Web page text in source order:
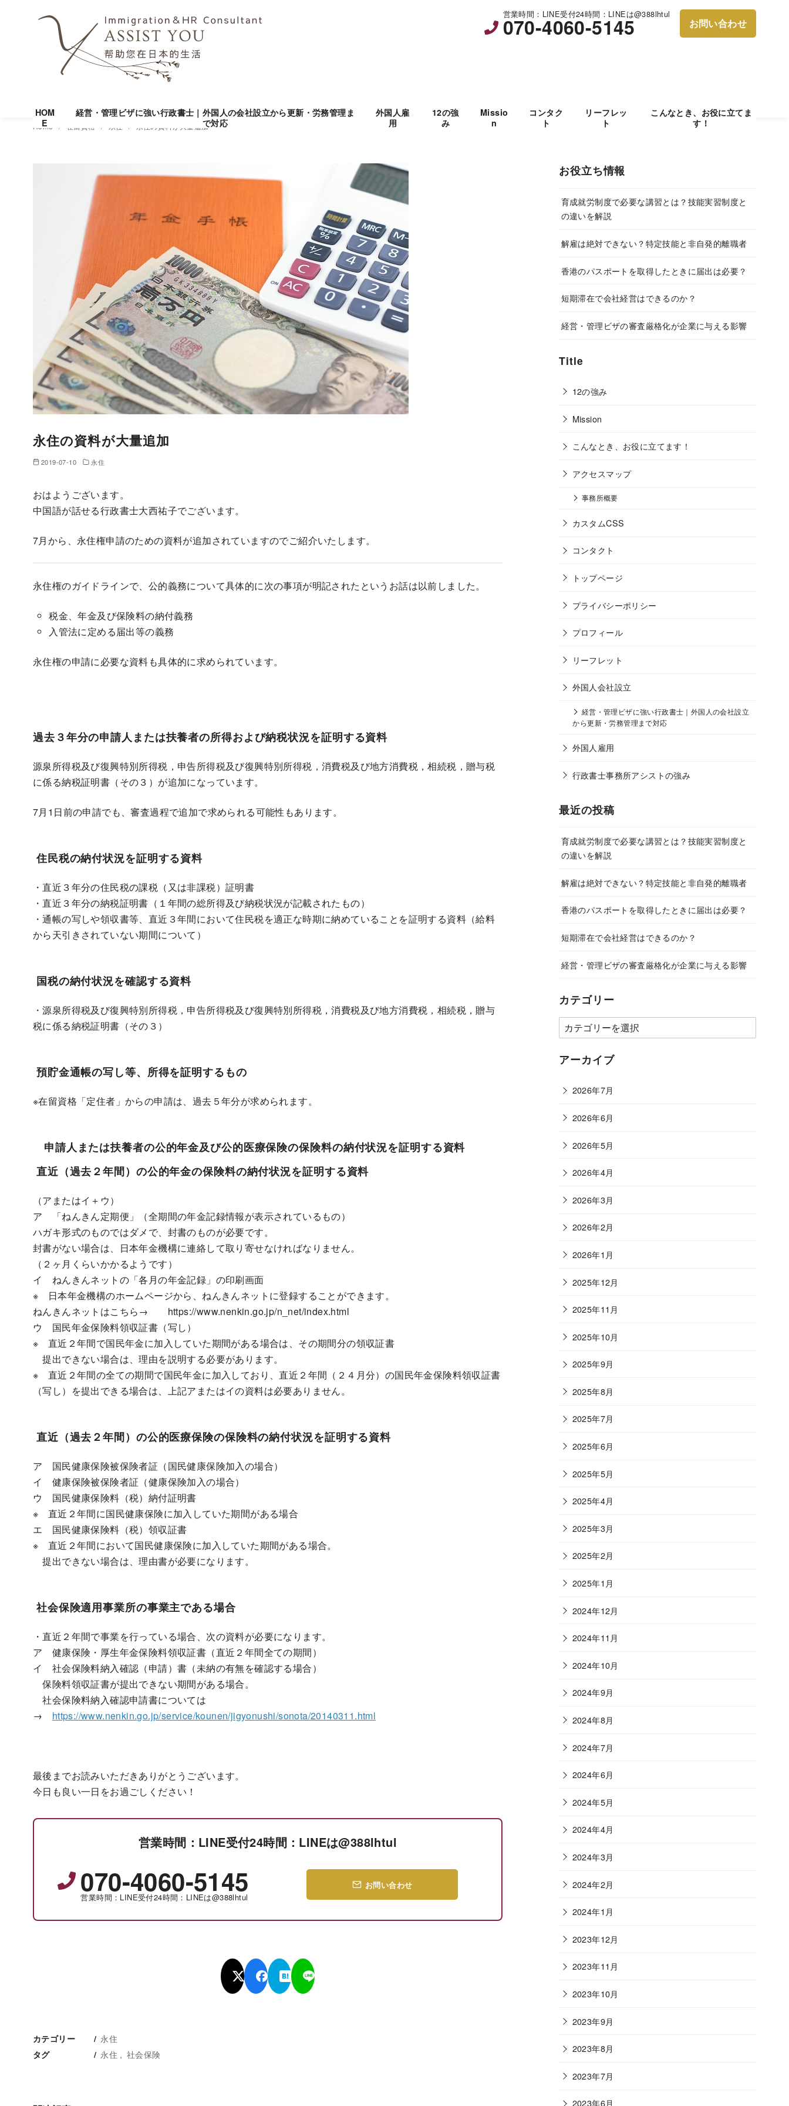
営業時間：LINE受付24時間：LINEは@388lhtul
070-4060-5145 お問い合わせ
HOM
E
経営・管理ビザに強い行政書士｜外国人の会社設立から更新・労務管理ま
で対応
外国人雇
用
12の強
み
Missio
n
コンタク
ト
リーフレッ
ト
こんなとき、お役に立てま
す！
Home 在留資格 永住 永住の資料が大量追加
永住の資料が大量追加
2019-07-10 永住
おはようございます。
中国語が話せる行政書士大西祐子でございます。
7月から、永住権申請のための資料が追加されていますのでご紹介いたします。
永住権のガイドラインで、公的義務について具体的に次の事項が明記されたというお話は以前しました。
税金、年金及び保険料の納付義務
入管法に定める届出等の義務
永住権の申請に必要な資料も具体的に求められています。
過去３年分の申請人または扶養者の所得および納税状況を証明する資料
源泉所得税及び復興特別所得税，申告所得税及び復興特別所得税，消費税及び地方消費税，相続税，贈与税
に係る納税証明書（その３）が追加になっています。
7月1日前の申請でも、審査過程で追加で求められる可能性もあります。
住民税の納付状況を証明する資料
・直近３年分の住民税の課税（又は非課税）証明書
・直近３年分の納税証明書（１年間の総所得及び納税状況が記載されたもの）
・通帳の写しや領収書等、直近３年間において住民税を適正な時期に納めていることを証明する資料（給料
から天引きされていない期間について）
国税の納付状況を確認する資料
・源泉所得税及び復興特別所得税，申告所得税及び復興特別所得税，消費税及び地方消費税，相続税，贈与
税に係る納税証明書（その３）
預貯金通帳の写し等、所得を証明するもの
※在留資格「定住者」からの申請は、過去５年分が求められます。
申請人または扶養者の公的年金及び公的医療保険の保険料の納付状況を証明する資料
直近（過去２年間）の公的年金の保険料の納付状況を証明する資料
（アまたはイ＋ウ）
ア 「ねんきん定期便」（全期間の年金記録情報が表示されているもの）
ハガキ形式のものではダメで、封書のものが必要です。
封書がない場合は、日本年金機構に連絡して取り寄せなければなりません。
（２ヶ月くらいかかるようです）
イ ねんきんネットの「各月の年金記録」の印刷画面
※ 日本年金機構のホームページから、ねんきんネットに登録することができます。
ねんきんネットはこちら→ https://www.nenkin.go.jp/n_net/index.html
ウ 国民年金保険料領収証書（写し）
※ 直近２年間で国民年金に加入していた期間がある場合は、その期間分の領収証書
提出できない場合は、理由を説明する必要があります。
※ 直近２年間の全ての期間で国民年金に加入しており、直近２年間（２４月分）の国民年金保険料領収証書
（写し）を提出できる場合は、上記アまたはイの資料は必要ありません。
直近（過去２年間）の公的医療保険の保険料の納付状況を証明する資料
ア 国民健康保険被保険者証（国民健康保険加入の場合）
イ 健康保険被保険者証（健康保険加入の場合）
ウ 国民健康保険料（税）納付証明書
※ 直近２年間に国民健康保険に加入していた期間がある場合
エ 国民健康保険料（税）領収証書
※ 直近２年間において国民健康保険に加入していた期間がある場合。
提出できない場合は、理由書が必要になります。
社会保険適用事業所の事業主である場合
・直近２年間で事業を行っている場合、次の資料が必要になります。
ア 健康保険・厚生年金保険料領収証書（直近２年間全ての期間）
イ 社会保険料納入確認（申請）書（未納の有無を確認する場合）
保険料領収証書が提出できない期間がある場合。
社会保険料納入確認申請書については
→ https://www.nenkin.go.jp/service/kounen/jigyonushi/sonota/20140311.html
最後までお読みいただきありがとうございます。
今日も良い一日をお過ごしください！
営業時間：LINE受付24時間：LINEは@388lhtul
070-4060-5145
営業時間：LINE受付24時間：LINEは@388lhtul
お問い合わせ
カテゴリー 永住
タグ 永住 社会保険
お役立ち情報
育成就労制度で必要な講習とは？技能実習制度と
の違いを解説
解雇は絶対できない？特定技能と非自発的離職者
香港のパスポートを取得したときに届出は必要？
短期滞在で会社経営はできるのか？
経営・管理ビザの審査厳格化が企業に与える影響
Title
12の強み
Mission
こんなとき、お役に立てます！
アクセスマップ
事務所概要
カスタムCSS
コンタクト
トップページ
プライバシーポリシー
プロフィール
リーフレット
外国人会社設立
経営・管理ビザに強い行政書士｜外国人の会社設立
から更新・労務管理まで対応
外国人雇用
行政書士事務所アシストの強み
最近の投稿
育成就労制度で必要な講習とは？技能実習制度と
の違いを解説
解雇は絶対できない？特定技能と非自発的離職者
香港のパスポートを取得したときに届出は必要？
短期滞在で会社経営はできるのか？
経営・管理ビザの審査厳格化が企業に与える影響
カテゴリー
カ
テ
ゴ
ー
アーカイブ
2026年7月
2026年6月
2026年5月
2026年4月
2026年3月
2026年2月
2026年1月
2025年12月
2025年11月
2025年10月
2025年9月
2025年8月
2025年7月
2025年6月
2025年5月
2025年4月
2025年3月
2025年2月
2025年1月
2024年12月
2024年11月
2024年10月
2024年9月
2024年8月
2024年7月
2024年6月
2024年5月
2024年4月
2024年3月
2024年2月
2024年1月
2023年12月
2023年11月
2023年10月
2023年9月
2023年8月
2023年7月
2023年6月